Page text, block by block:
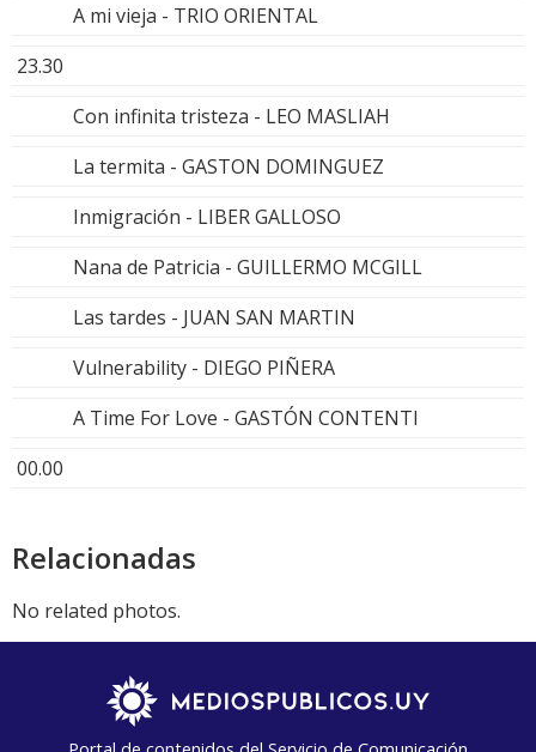
A mi vieja - TRIO ORIENTAL
23.30
Con infinita tristeza - LEO MASLIAH
La termita - GASTON DOMINGUEZ
Inmigración - LIBER GALLOSO
Nana de Patricia - GUILLERMO MCGILL
Las tardes - JUAN SAN MARTIN
Vulnerability - DIEGO PIÑERA
A Time For Love - GASTÓN CONTENTI
00.00
Relacionadas
No related photos.